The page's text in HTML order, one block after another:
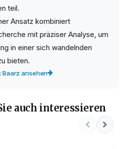
teil.
Ansatz kombiniert
mit präziser Analyse, um
in einer sich wandelnden
bieten.
Baarz ansehen
auch interessieren